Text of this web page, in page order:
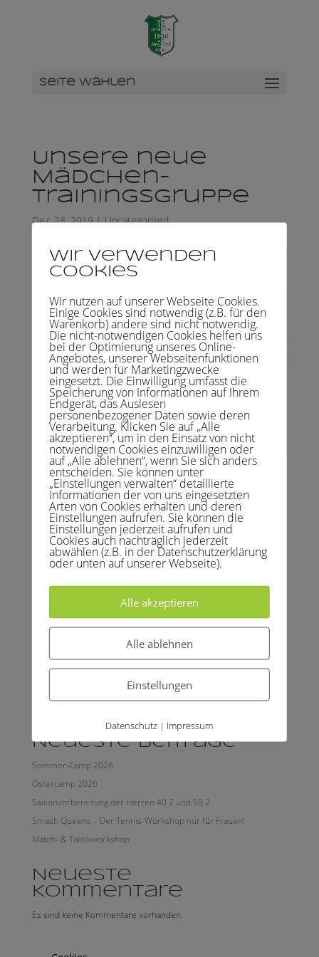
Seite wählen
Unsere neue
Mädchen-
Trainingsgruppe
Dez. 28, 2019|Uncategorized
Eleni, Lilja, Marlina, Roya – das ist
unsere neue Mädchen-
Trainingsgruppe, die wir in der
laufenden Wintersaison aufbauen
konnten. Die vier zeigen Talent und
haben großen Spaß dabei, den
Tennissport zu erlernen. Für viel
Begeisterung hat die Ausstattung mit
einem passenden Tennisschläger und
Rucksack (mit Vereinslogo) Ende
November 2019 gesorgt.
Suchen
Neueste Beiträge
Sommer-Camp 2026
Ostercamp 2026
Saisonvorbereitung der Herren 40 2 und 50 2
Smash Queens – Der Tennis-Workshop nur für Frauen!
Match- & Taktikworkshop
Neueste
Kommentare
Es sind keine Kommentare vorhanden.
Wir verwenden
Cookies
Wir nutzen auf unserer Webseite Cookies.
Einige Cookies sind notwendig (z.B. für den
Warenkorb) andere sind nicht notwendig.
Die nicht-notwendigen Cookies helfen uns
bei der Optimierung unseres Online-
Angebotes, unserer Webseitenfunktionen
und werden für Marketingzwecke
eingesetzt. Die Einwilligung umfasst die
Speicherung von Informationen auf Ihrem
Endgerät, das Auslesen
personenbezogener Daten sowie deren
Verarbeitung. Klicken Sie auf „Alle
akzeptieren“, um in den Einsatz von nicht
notwendigen Cookies einzuwilligen oder
auf „Alle ablehnen“, wenn Sie sich anders
entscheiden. Sie können unter
„Einstellungen verwalten“ detaillierte
Informationen der von uns eingesetzten
Arten von Cookies erhalten und deren
Einstellungen aufrufen. Sie können die
Einstellungen jederzeit aufrufen und
Cookies auch nachträglich jederzeit
abwählen (z.B. in der Datenschutzerklärung
oder unten auf unserer Webseite).
Alle akzeptieren
Alle ablehnen
Einstellungen
Datenschutz | Impressum